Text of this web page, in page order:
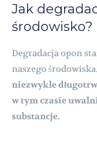
Jak
środowisko?
Degradacja opon
naszego środowiska.
niezwykle
w tym czasie
substancje.